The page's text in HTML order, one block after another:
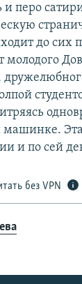
и перо
до сих
машинке.
и по сей
без VPN